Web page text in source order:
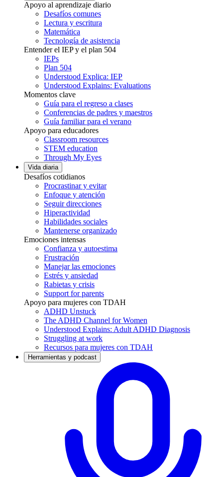
Apoyo al aprendizaje diario
Desafíos comunes
Lectura y escritura
Matemática
Tecnología de asistencia
Entender el IEP y el plan 504
IEPs
Plan 504
Understood Explica: IEP
Understood Explains: Evaluations
Momentos clave
Guía para el regreso a clases
Conferencias de padres y maestros
Guía familiar para el verano
Apoyo para educadores
Classroom resources
STEM education
Through My Eyes
Vida diaria
Desafíos cotidianos
Procrastinar y evitar
Enfoque y atención
Seguir direcciones
Hiperactividad
Habilidades sociales
Mantenerse organizado
Emociones intensas
Confianza y autoestima
Frustración
Manejar las emociones
Estrés y ansiedad
Rabietas y crisis
Support for parents
Apoyo para mujeres con TDAH
ADHD Unstuck
The ADHD Channel for Women
Understood Explains: Adult ADHD Diagnosis
Struggling at work
Recursos para mujeres con TDAH
Herramientas y podcast